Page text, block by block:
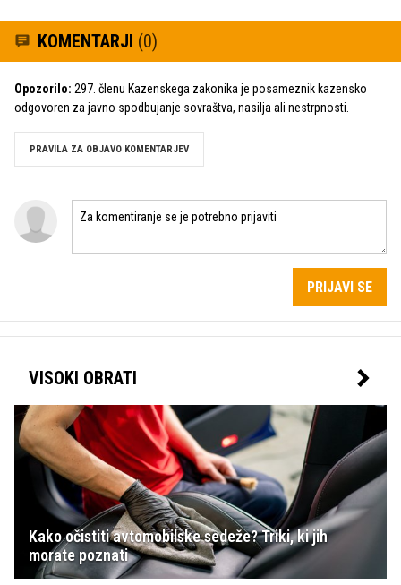
KOMENTARJI (0)
Opozorilo: 297. členu Kazenskega zakonika je posameznik kazensko
odgovoren za javno spodbujanje sovraštva, nasilja ali nestrpnosti.
PRAVILA ZA OBJAVO KOMENTARJEV
PRIJAVI SE
VISOKI OBRATI
Kako očistiti avtomobilske sedeže? Triki, ki jih
morate poznati